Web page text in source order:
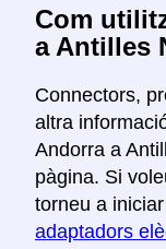
Com
a Antilles
Connectors,
altra
Andorra a
pàgina. Si
torneu a iniciar
adaptadors